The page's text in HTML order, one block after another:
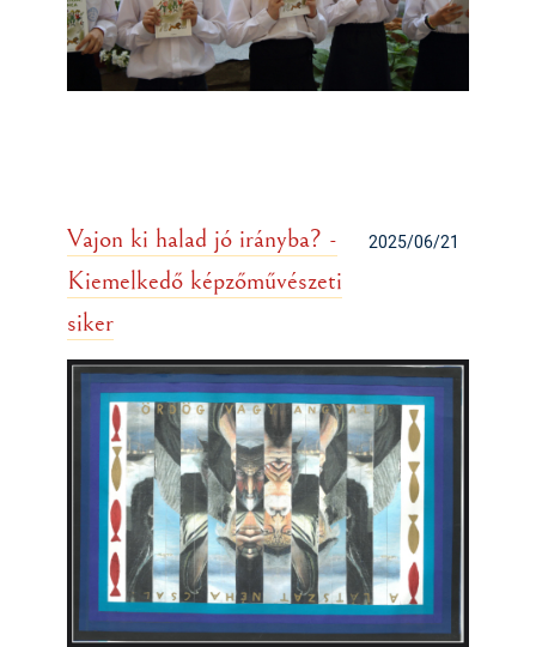
2025/06/21
Vajon ki halad jó irányba? -
Kiemelkedő képzőművészeti
siker